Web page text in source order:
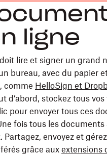
ligne
lire et signer un grand
bureau, avec du papier
comme HelloSign et
d’abord, stockez tous
pour envoyer tous ces
fois tous les documents
envoyez et
grâce auxextensions